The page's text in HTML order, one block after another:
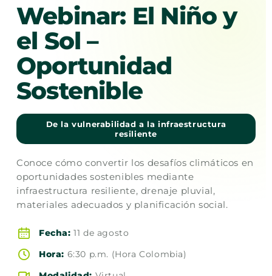
Webinar: El Niño y
el Sol –
Oportunidad
Sostenible
De la vulnerabilidad a la infraestructura
resiliente
Conoce cómo convertir los desafíos climáticos en
oportunidades sostenibles mediante
infraestructura resiliente, drenaje pluvial,
materiales adecuados y planificación social.
Fecha: 11 de agosto
Hora: 6:30 p.m. (Hora Colombia)